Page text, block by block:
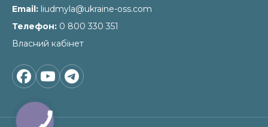
Email liudmyla@ukraine-oss.com
Телефон 0 800 330 351
Власний кабінет